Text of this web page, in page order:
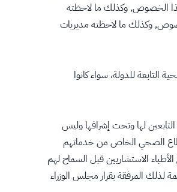
الخصوص, وكذلك ما لاحظته
وخطاب معالي رئيس الهيئة الوطنية لمكافحة الفساد رقم 244/س/2/2/3/2 وتاريخ 29/3/1435هـ بهذا الخصوص, وكذلك ما لاحظته مديريات
للدولة، سواء كانوا
الحكومية التابعين لها وتحت إشرافها وليس
الصحي الخاص من خدماتهم
الاستشاريين قبل السماح لهم
لذلك المرفقة بقرار مجلس الوزراء